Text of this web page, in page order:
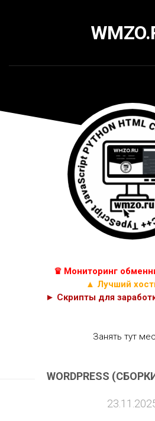
♛ Мониторинг
▲ Лучший
► Скрипты для
Занять тут
WORDPRESS